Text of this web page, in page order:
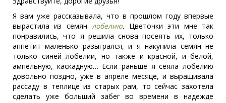
Я вам уже рассказывала, что в прошлом году впервые
вырастила из семян лобелию. Цветочки эти мне так
понравились, что я решила снова посеять их, только
аппетит маленько разыгрался, и я накупила семян не
только синей лобелии, но также и красной, и белой,
ампельную, каскадную… Если раньше я сеяла лобелию
довольно поздно, уже в апреле месяце, и выращивала
рассаду в теплице из старых рам, то сейчас захотела
сделать уже больший забег во времени в надежде